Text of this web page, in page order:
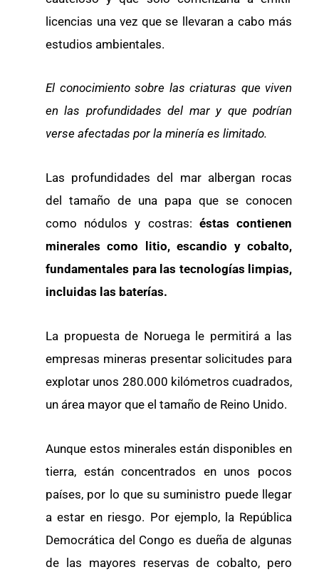
licencias una vez que se llevaran a cabo más
estudios ambientales.
El conocimiento sobre las criaturas que viven
en las profundidades del mar y que podrían
verse afectadas por la minería es limitado.
Las profundidades del mar albergan rocas
del tamaño de una papa que se conocen
como nódulos y costras: éstas contienen
minerales como litio, escandio y cobalto,
fundamentales para las tecnologías limpias,
incluidas las baterías.
La propuesta de Noruega le permitirá a las
empresas mineras presentar solicitudes para
explotar unos 280.000 kilómetros cuadrados,
un área mayor que el tamaño de Reino Unido.
Aunque estos minerales están disponibles en
tierra, están concentrados en unos pocos
países, por lo que su suministro puede llegar
a estar en riesgo. Por ejemplo, la República
Democrática del Congo es dueña de algunas
de las mayores reservas de cobalto, pero